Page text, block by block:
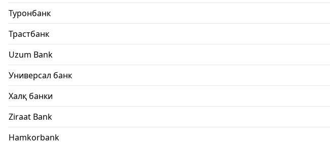
Туронбанк
Трастбанк
Uzum Bank
Универсал банк
Халқ банки
Ziraat Bank
Hamkorbank